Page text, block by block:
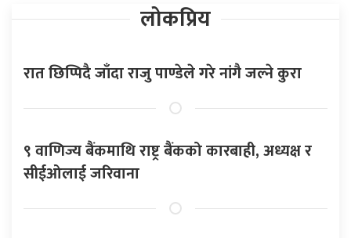
लोकप्रिय
रात छिप्पिदै जाँदा राजु पाण्डेले गरे नांगै जल्ने कुरा
९ वाणिज्य बैंकमाथि राष्ट्र बैंकको कारबाही, अध्यक्ष र
सीईओलाई जरिवाना